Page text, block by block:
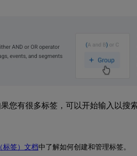
您有很多标签，可以开始输入以搜
标签）文档中了解如何创建和管理标签。